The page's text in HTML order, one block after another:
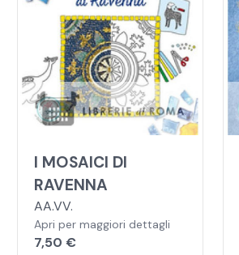
I MOSAICI DI
RAVENNA
AA.VV.
Apri per maggiori dettagli
7,50 €